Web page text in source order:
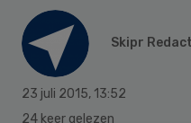
Skipr
23 juli 2015, 13:52
24 keer gelezen